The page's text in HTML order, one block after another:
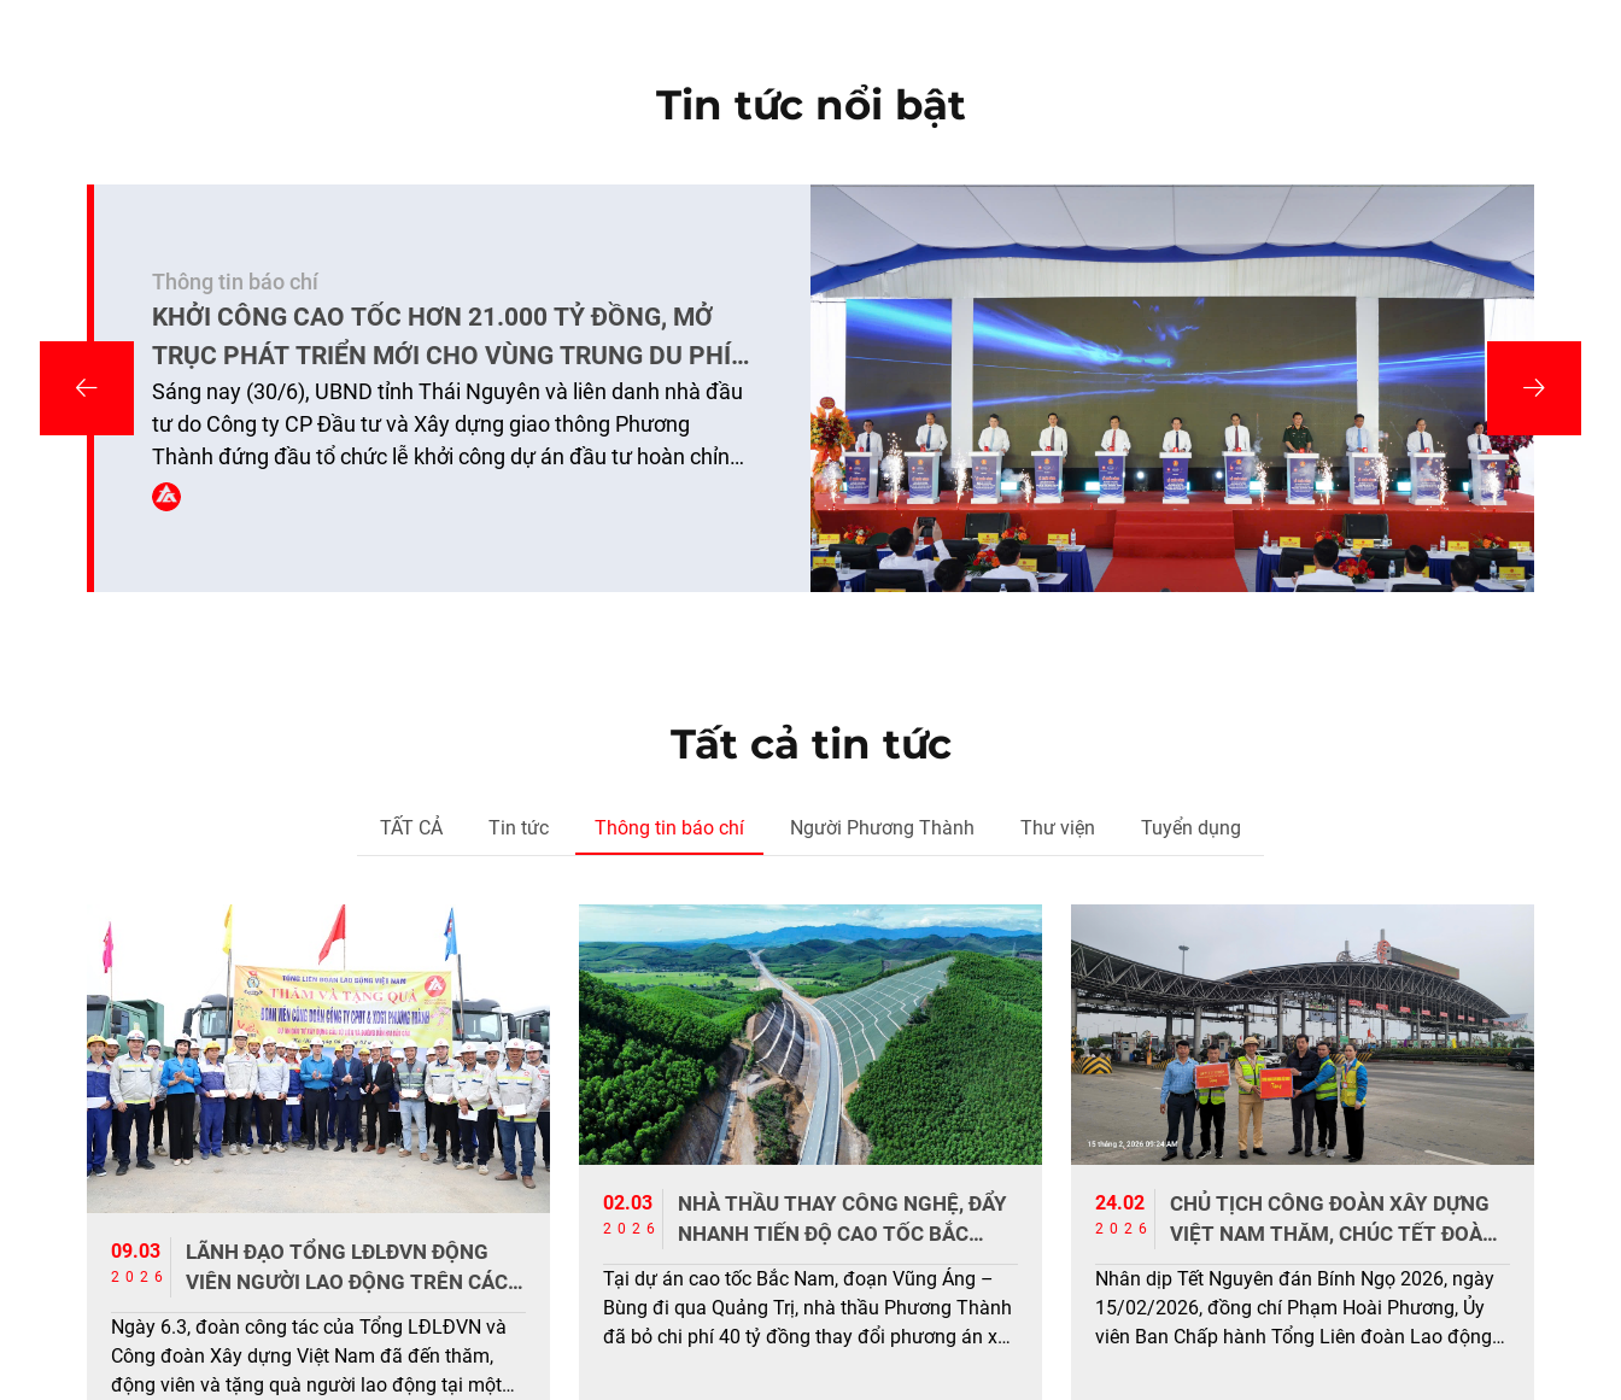
Tin tức nổi bật
Thông tin báo chí
KHỞI CÔNG CAO TỐC HƠN 21.000 TỶ ĐỒNG, MỞ
TRỤC PHÁT TRIỂN MỚI CHO VÙNG TRUNG DU PHÍA
BẮC
Sáng nay (30/6), UBND tỉnh Thái Nguyên và liên danh nhà đầu
tư do Công ty CP Đầu tư và Xây dựng giao thông Phương
Thành đứng đầu tổ chức lễ khởi công dự án đầu tư hoàn chỉnh
cao tốc CT.07 đoạn Hà Nội – Thái Nguyên – Chợ Mới theo
Tất cả tin tức
TẤT CẢ Tin tức Thông tin báo chí Người Phương Thành Thư viện Tuyển dụng
09.03
2026
LÃNH ĐẠO TỔNG LĐLĐVN ĐỘNG
VIÊN NGƯỜI LAO ĐỘNG TRÊN CÁC
CÔNG TRƯỜNG TRỌNG ĐIỂM
Ngày 6.3, đoàn công tác của Tổng LĐLĐVN và
Công đoàn Xây dựng Việt Nam đã đến thăm,
động viên và tặng quà người lao động tại một
02.03
2026
NHÀ THẦU THAY CÔNG NGHỆ, ĐẨY
NHANH TIẾN ĐỘ CAO TỐC BẮC
NAM
Tại dự án cao tốc Bắc Nam, đoạn Vũng Áng –
Bùng đi qua Quảng Trị, nhà thầu Phương Thành
đã bỏ chi phí 40 tỷ đồng thay đổi phương án xử
24.02
2026
CHỦ TỊCH CÔNG ĐOÀN XÂY DỰNG
VIỆT NAM THĂM, CHÚC TẾT ĐOÀN
VIÊN, NLĐ VÀ LỰC LƯỢNG LÀM
NHIỆM VỤ TRÊN TUYẾN CAO TỐC
PHÁP VÂN – CẦU GIẼ
Nhân dịp Tết Nguyên đán Bính Ngọ 2026, ngày
15/02/2026, đồng chí Phạm Hoài Phương, Ủy
viên Ban Chấp hành Tổng Liên đoàn Lao động